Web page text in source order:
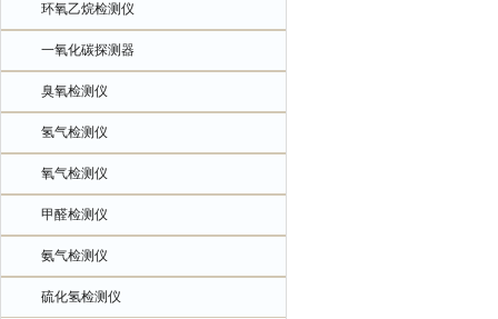
环氧乙烷检测仪
一氧化碳探测器
臭氧检测仪
氢气检测仪
氧气检测仪
甲醛检测仪
氨气检测仪
硫化氢检测仪